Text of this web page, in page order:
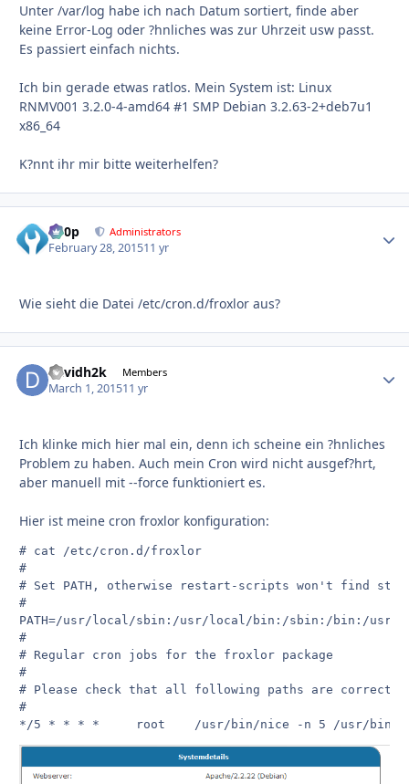
Unter /var/log habe ich nach Datum sortiert, finde aber
keine Error-Log oder ?hnliches was zur Uhrzeit usw passt.
Es passiert einfach nichts.
Ich bin gerade etwas ratlos. Mein System ist: Linux
RNMV001 3.2.0-4-amd64 #1 SMP Debian 3.2.63-2+deb7u1
x86_64
K?nnt ihr mir bitte weiterhelfen?
d00p Administrators
February 28, 201511 yr
Wie sieht die Datei /etc/cron.d/froxlor aus?
davidh2k Members
March 1, 201511 yr
Ich klinke mich hier mal ein, denn ich scheine ein ?hnliches
Problem zu haben. Auch mein Cron wird nicht ausgef?hrt,
aber manuell mit --force funktioniert es.
Hier ist meine cron froxlor konfiguration:
# cat /etc/cron.d/froxlor
#
# Set PATH, otherwise restart-scripts won't find
#
PATH=/usr/local/sbin:/usr/local/bin:/sbin:/bin:/usr/
#
# Regular cron jobs for the froxlor package
#
# Please check that all following paths are correct
#